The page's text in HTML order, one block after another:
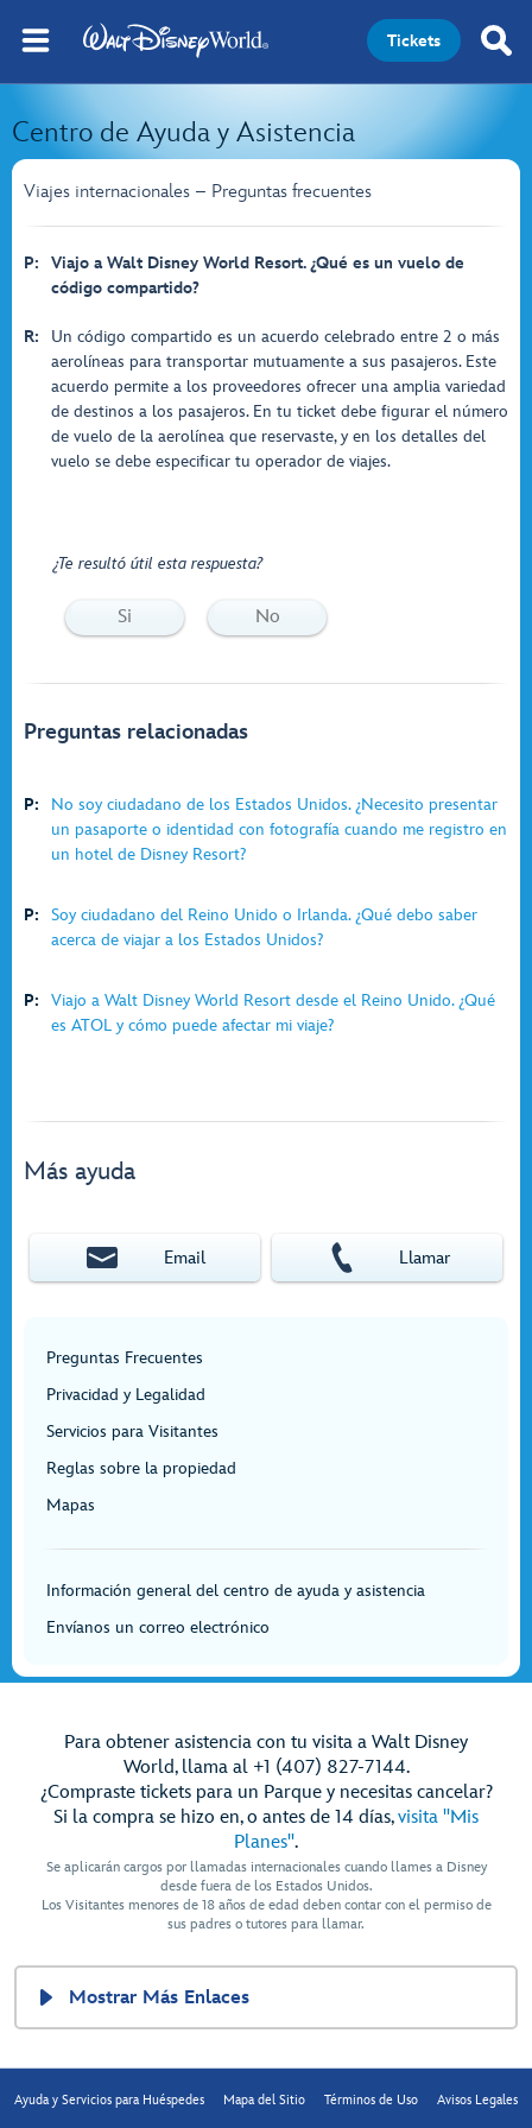
Tickets
Centro de Ayuda y Asistencia
Viajes internacionales – Preguntas frecuentes
P:
Viajo a Walt Disney World Resort. ¿Qué es un vuelo de
código compartido?
R:
Un código compartido es un acuerdo celebrado entre 2 o más
aerolíneas para transportar mutuamente a sus pasajeros. Este
acuerdo permite a los proveedores ofrecer una amplia variedad
de destinos a los pasajeros. En tu ticket debe figurar el número
de vuelo de la aerolínea que reservaste, y en los detalles del
vuelo se debe especificar tu operador de viajes.
¿Te resultó útil esta respuesta?
Si No
Preguntas relacionadas
P:
No soy ciudadano de los Estados Unidos. ¿Necesito presentar
un pasaporte o identidad con fotografía cuando me registro en
un hotel de Disney Resort?
P:
Soy ciudadano del Reino Unido o Irlanda. ¿Qué debo saber
acerca de viajar a los Estados Unidos?
P:
Viajo a Walt Disney World Resort desde el Reino Unido. ¿Qué
es ATOL y cómo puede afectar mi viaje?
Más ayuda
Email Llamar
Preguntas Frecuentes
Privacidad y Legalidad
Servicios para Visitantes
Reglas sobre la propiedad
Mapas
Información general del centro de ayuda y asistencia
Envíanos un correo electrónico
Para obtener asistencia con tu visita a Walt Disney
World, llama al +1 (407) 827-7144.
¿Compraste tickets para un Parque y necesitas cancelar?
Si la compra se hizo en, o antes de 14 días,visita "Mis
Planes".
Se aplicarán cargos por llamadas internacionales cuando llames a Disney
desde fuera de los Estados Unidos.
Los Visitantes menores de 18 años de edad deben contar con el permiso de
sus padres o tutores para llamar.
Mostrar Más Enlaces
Ayuda y Servicios para Huéspedes Mapa del Sitio Términos de Uso Avisos Legales